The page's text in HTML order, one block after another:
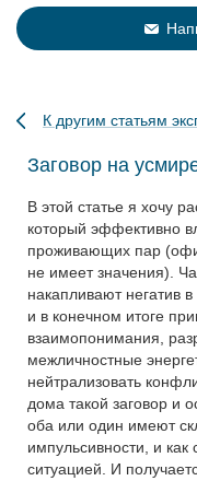
К другим статьям
Заговор на
В этой статье я хочу
который эффективно
проживающих пар
не имеет значения).
накапливают негатив
и в конечном итоге
взаимопонимания,
межличностные
нейтрализовать
дома такой заговор и
оба или один имеют
импульсивности, и как
ситуацией. И